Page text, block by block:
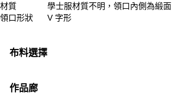
材質
學士服材質不明，領口內側為緞面
領口形狀
V 字形
布料選擇
作品廊